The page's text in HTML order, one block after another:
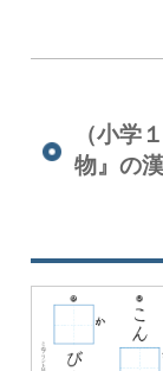
（小学
物』の